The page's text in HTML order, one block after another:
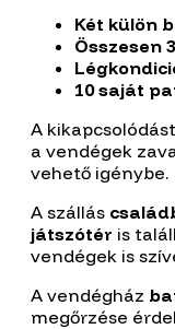
Két külön
Összesen
10 saját
A
a vendégek
vehető igénybe.
A szállás
játszótér is
vendégek is
A vendégház
megőrzése